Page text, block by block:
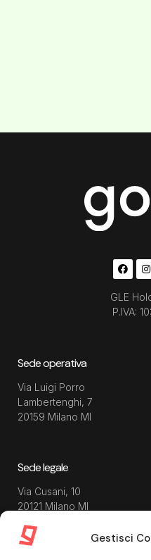
Gestisci
GLE
P.IVA:
Sede operativa
Via Luigi Porro
Lambertenghi, 7
20159 Milano MI
Sede legale
Via Cusani, 10
20121 Milano MI